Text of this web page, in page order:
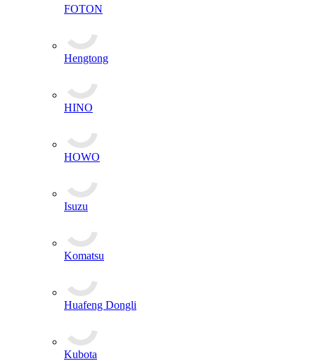
FOTON
Hengtong
HINO
HOWO
Isuzu
Komatsu
Huafeng Dongli
Kubota